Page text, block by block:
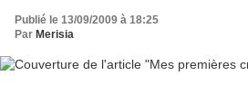
Publié le 13/09/2009 à 18:25
Par Merisia